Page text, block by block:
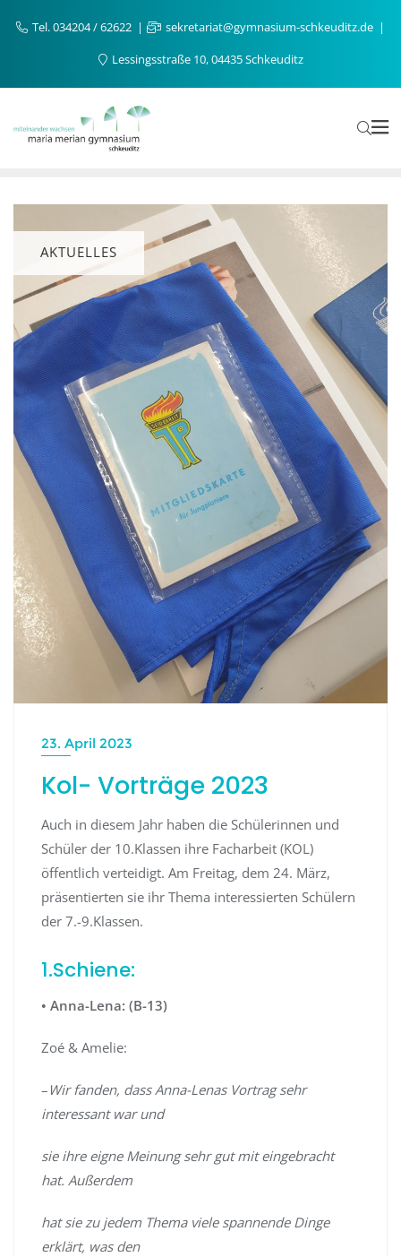
Tel. 034204 / 62622
sekretariat@gymnasium-schkeuditz.de
Lessingsstraße 10, 04435 Schkeuditz
AKTUELLES
23. April 2023
Kol- Vorträge 2023
Auch in diesem Jahr haben die Schülerinnen und
Schüler der 10.Klassen ihre Facharbeit (KOL)
öffentlich verteidigt. Am Freitag, dem 24. März,
präsentierten sie ihr Thema interessierten Schülern
der 7.-9.Klassen.
1.Schiene:
• Anna-Lena: (B-13)
Zoé & Amelie:
– Wir fanden, dass Anna-Lenas Vortrag sehr
interessant war und
sie ihre eigne Meinung sehr gut mit eingebracht
hat. Außerdem
hat sie zu jedem Thema viele spannende Dinge
erklärt, was den